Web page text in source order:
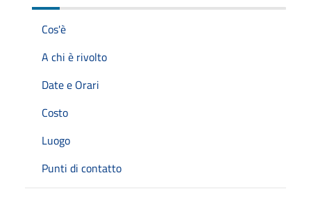
Cos'è
A chi è rivolto
Date e Orari
Costo
Luogo
Punti di contatto